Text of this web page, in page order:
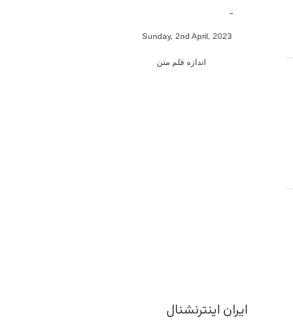
-
Sunday, 2nd April, 2023
اندازه قلم متن
ایران اینترنشنال